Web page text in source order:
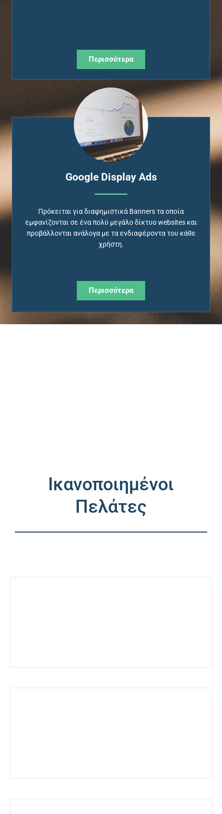
Περισσότερα
Google Display Ads
Πρόκειται για διαφημιστικά Banners τα οποία
εμφανίζονται σε ένα πολύ μεγάλο δίκτυο websites και
προβάλλονται ανάλογα με τα ενδιαφέροντα του κάθε
χρήστη.
Περισσότερα
Ικανοποιημένοι
Πελάτες